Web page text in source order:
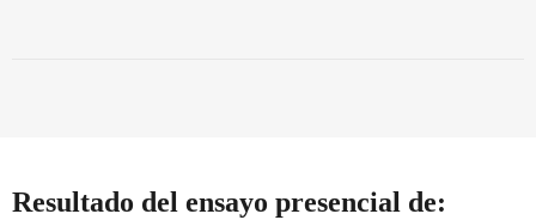
Resultado del ensayo presencial de: